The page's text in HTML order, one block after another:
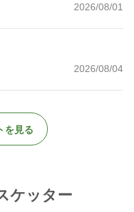
2026/08/01
2026/08/04
を見る
ケッター